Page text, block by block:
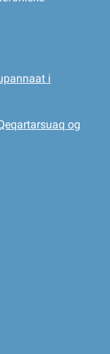
i
og